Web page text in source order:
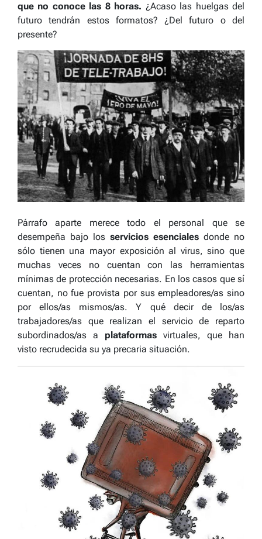
que no conoce las 8 horas. ¿Acaso las huelgas del
futuro tendrán estos formatos? ¿Del futuro o del
presente?
Párrafo aparte merece todo el personal que se
desempeña bajo los servicios esenciales donde no
sólo tienen una mayor exposición al virus, sino que
muchas veces no cuentan con las herramientas
mínimas de protección necesarias. En los casos que sí
cuentan, no fue provista por sus empleadores/as sino
por ellos/as mismos/as. Y qué decir de los/as
trabajadores/as que realizan el servicio de reparto
subordinados/as a plataformas virtuales, que han
visto recrudecida su ya precaria situación.